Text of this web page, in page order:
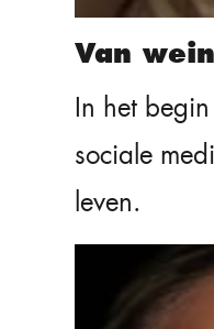
Van
In het
sociale
leven.